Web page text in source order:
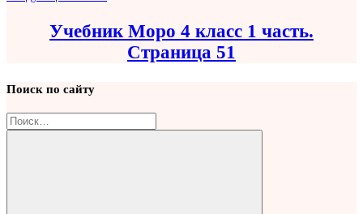
Учебник Моро 4 класс 1 часть.
Страница 51
Поиск по сайту
Найти: